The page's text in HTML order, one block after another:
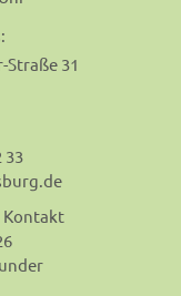
31
33
Kontakt